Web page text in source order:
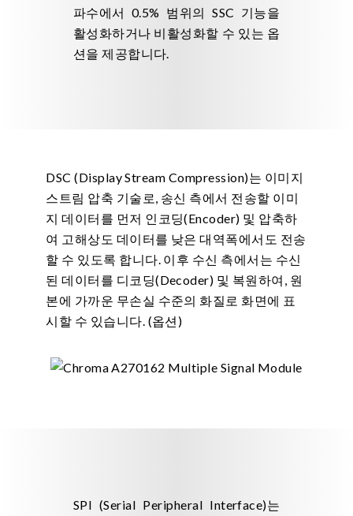
파수에서 0.5% 범위의 SSC 기능을
활성화하거나 비활성화할 수 있는 옵
션을 제공합니다.
DSC (Display Stream Compression)는 이미지
스트림 압축 기술로, 송신 측에서 전송할 이미
지 데이터를 먼저 인코딩(Encoder) 및 압축하
여 고해상도 데이터를 낮은 대역폭에서도 전송
할 수 있도록 합니다. 이후 수신 측에서는 수신
된 데이터를 디코딩(Decoder) 및 복원하여, 원
본에 가까운 무손실 수준의 화질로 화면에 표
시할 수 있습니다. (옵션)
SPI (Serial Peripheral Interface)는